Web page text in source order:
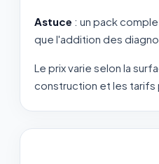
Astuce : un pack
que l'addition des
Le prix varie selon la
construction et les tarifs